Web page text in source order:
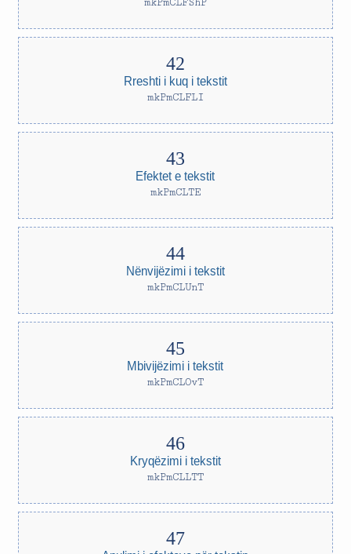
Rreshti i kuq i tekstit
mkPmCLFLI
Efektet e tekstit
mkPmCLTE
Nënvijëzimi i tekstit
mkPmCLUnT
Mbivijëzimi i tekstit
mkPmCLOvT
Kryqëzimi i tekstit
mkPmCLLTT